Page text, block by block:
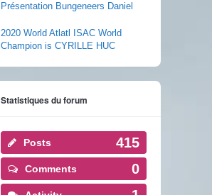
Présentation Bungeneers Daniel
2020 World Atlatl ISAC World
Champion is CYRILLE HUC
Statistiques du forum
Posts 415
Comments 0